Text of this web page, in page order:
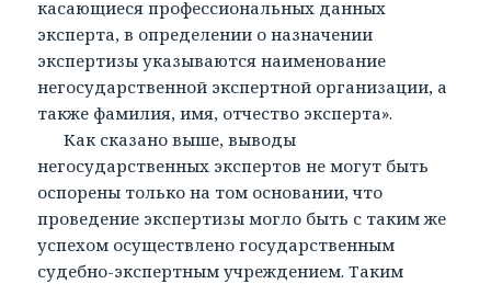
касающиеся профессиональных данных
эксперта, в определении о назначении
экспертизы указываются наименование
негосударственной экспертной организации, а
также фамилия, имя, отчество эксперта».
Как сказано выше, выводы
негосударственных экспертов не могут быть
оспорены только на том основании, что
проведение экспертизы могло быть с таким же
успехом осуществлено государственным
судебно-экспертным учреждением. Таким